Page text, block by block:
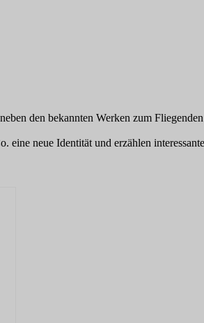
den bekannten Werken zum
neue Identität und erzählen